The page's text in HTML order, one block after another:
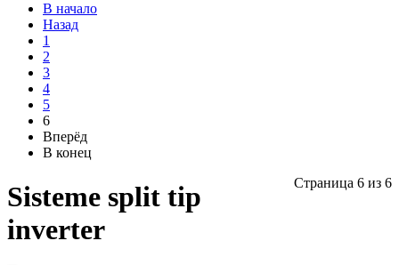
В начало
Назад
1
2
3
4
5
6
Вперёд
В конец
Страница 6 из 6
Sisteme split tip
inverter